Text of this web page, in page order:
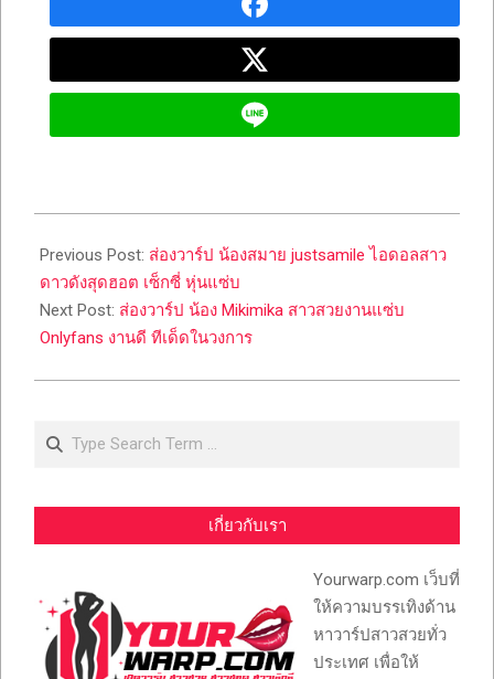
05-
23
Previous Post: ส่องวาร์ป น้องสมาย justsamile ไอดอลสาว
ดาวดังสุดฮอต เซ็กซี่ หุ่นแซ่บ
Next Post: ส่องวาร์ป น้อง Mikimika สาวสวยงานแซ่บ
Onlyfans งานดี ทีเด็ดในวงการ
Search
เกี่ยวกับเรา
Yourwarp.com เว็บที่
ให้ความบรรเทิงด้าน
หาวาร์ปสาวสวยทั่ว
ประเทศ เพื่อให้